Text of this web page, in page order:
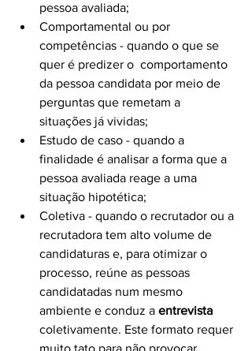
pessoa avaliada;
Comportamental ou por
competências - quando o que se
quer é predizer o  comportamento
da pessoa candidata por meio de
perguntas que remetam a
situações já vividas;
Estudo de caso - quando a
finalidade é analisar a forma que a
pessoa avaliada reage a uma
situação hipotética;
Coletiva - quando o recrutador ou a
recrutadora tem alto volume de
candidaturas e, para otimizar o
processo, reúne as pessoas
candidatadas num mesmo
ambiente e conduz a entrevista
coletivamente. Este formato requer